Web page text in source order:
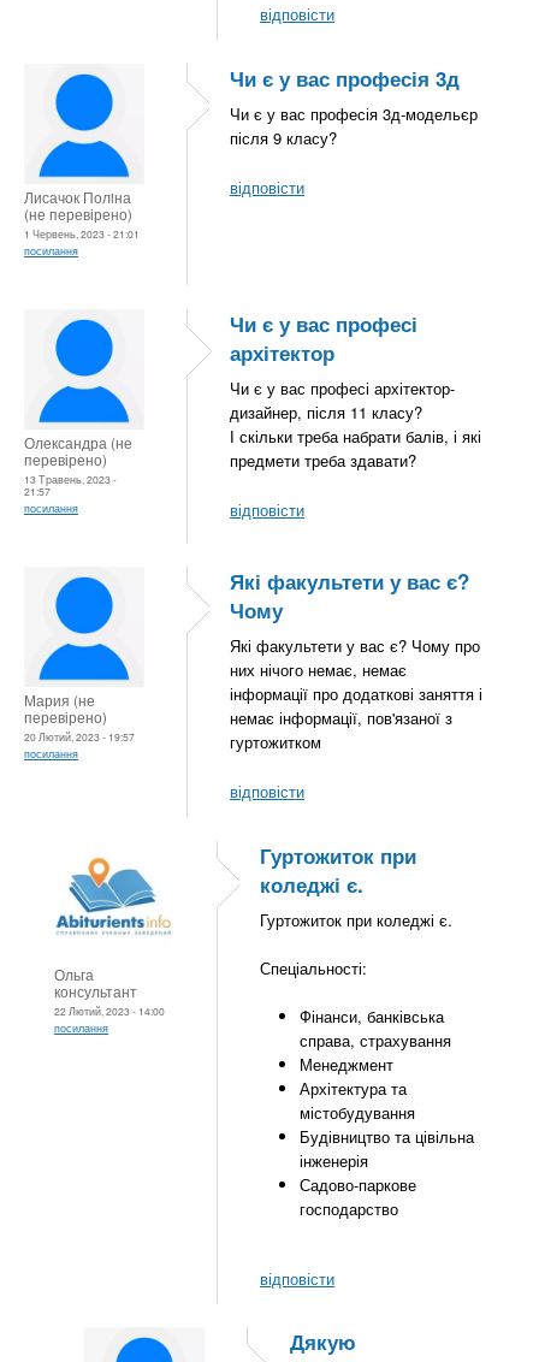
відповісти
Лисачок Полiна
(не перевірено)
1 Червень, 2023 - 21:01
посилання
Чи є у вас професія 3д
Чи є у вас професія 3д-модельєр
після 9 класу?
відповісти
Олександра (не
перевірено)
13 Травень, 2023 -
21:57
посилання
Чи є у вас професі
архітектор
Чи є у вас професі архітектор-
дизайнер, після 11 класу?
І скільки треба набрати балів, і які
предмети треба здавати?
відповісти
Мария (не
перевірено)
20 Лютий, 2023 - 19:57
посилання
Які факультети у вас є?
Чому
Які факультети у вас є? Чому про
них нічого немає, немає
інформації про додаткові заняття і
немає інформації, пов'язаної з
гуртожитком
відповісти
Ольга
консультант
22 Лютий, 2023 - 14:00
посилання
Гуртожиток при
коледжі є.
Гуртожиток при коледжі є.
Спеціальності:
Фінанси, банківська
справа, страхування
Менеджмент
Архітектура та
містобудування
Будівництво та цівільна
інженерія
Садово-паркове
господарство
відповісти
Дякую